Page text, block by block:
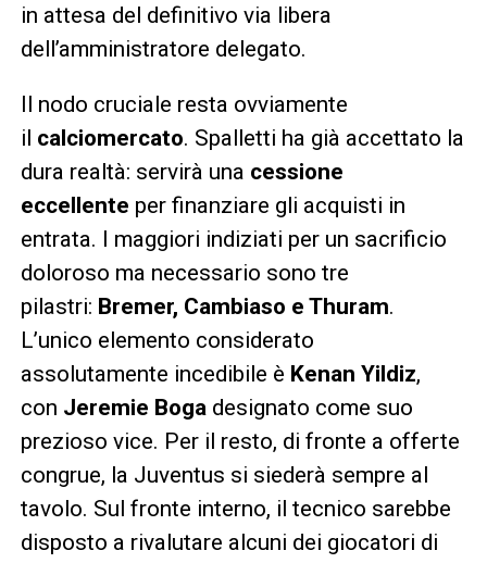
in attesa del definitivo via libera
dell’amministratore delegato.
Il nodo cruciale resta ovviamente
il calciomercato. Spalletti ha già accettato la
dura realtà: servirà una cessione
eccellente per finanziare gli acquisti in
entrata. I maggiori indiziati per un sacrificio
doloroso ma necessario sono tre
pilastri: Bremer, Cambiaso e Thuram.
L’unico elemento considerato
assolutamente incedibile è Kenan Yildiz,
con Jeremie Bogadesignato come suo
prezioso vice. Per il resto, di fronte a offerte
congrue, la Juventus si siederà sempre al
tavolo. Sul fronte interno, il tecnico sarebbe
disposto a rivalutare alcuni dei giocatori di